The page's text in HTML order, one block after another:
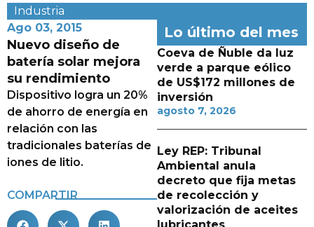
Industria
Ago 03, 2015
Nuevo diseño de
batería solar mejora
su rendimiento
Dispositivo logra un 20%
de ahorro de energía en
relación con las
tradicionales baterías de
iones de litio.
COMPARTIR
Lo último del mes
Coeva de Ñuble da luz
verde a parque eólico
de US$172 millones de
inversión
agosto 7, 2026
Ley REP: Tribunal
Ambiental anula
decreto que fija metas
de recolección y
valorización de aceites